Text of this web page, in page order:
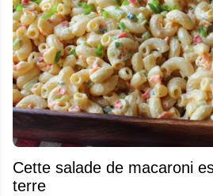
Cette salade de macaroni
terre